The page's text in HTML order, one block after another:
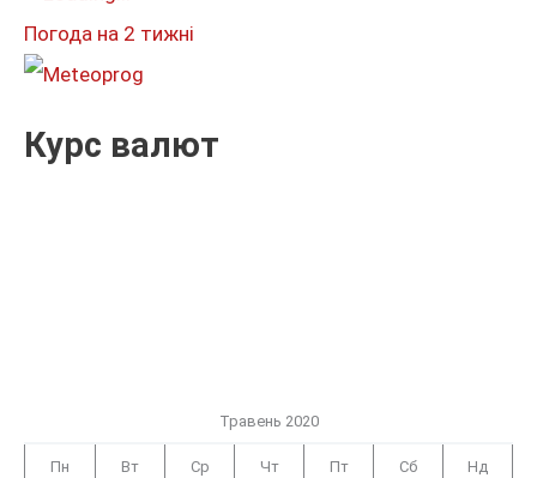
:
Погода на 2 тижні
Курс валют
Травень 2020
Пн Вт Ср Чт Пт Сб Нд